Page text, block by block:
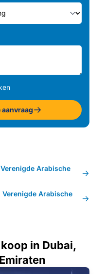
Arabische
Arabische
in Dubai,